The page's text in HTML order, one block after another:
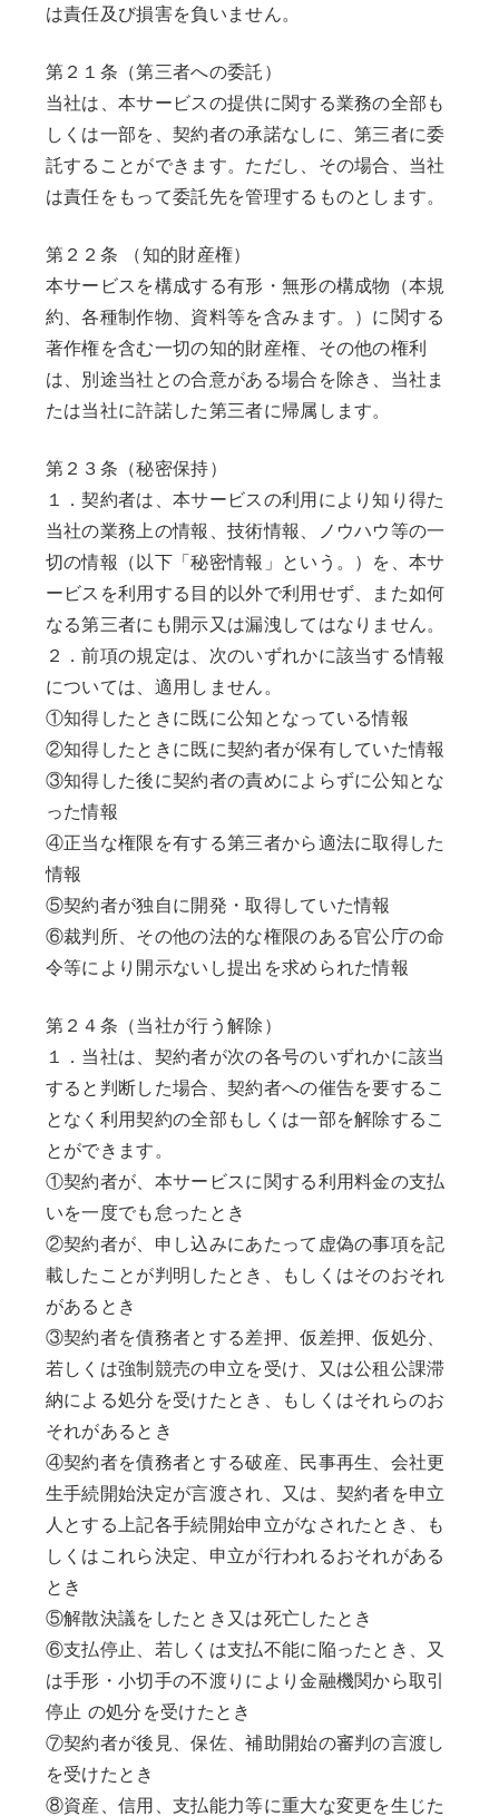
は責任及び損害を負いません。
第２１条（第三者への委託）
当社は、本サービスの提供に関する業務の全部も
しくは一部を、契約者の承諾なしに、第三者に委
託することができます。ただし、その場合、当社
は責任をもって委託先を管理するものとします。
第２２条 （知的財産権）
本サービスを構成する有形・無形の構成物（本規
約、各種制作物、資料等を含みます。）に関する
著作権を含む一切の知的財産権、その他の権利
は、別途当社との合意がある場合を除き、当社ま
たは当社に許諾した第三者に帰属します。
第２３条（秘密保持）
１．契約者は、本サービスの利用により知り得た
当社の業務上の情報、技術情報、ノウハウ等の一
切の情報（以下「秘密情報」という。）を、本サ
ービスを利用する目的以外で利用せず、また如何
なる第三者にも開示又は漏洩してはなりません。
２．前項の規定は、次のいずれかに該当する情報
については、適用しません。
①知得したときに既に公知となっている情報
②知得したときに既に契約者が保有していた情報
③知得した後に契約者の責めによらずに公知とな
った情報
④正当な権限を有する第三者から適法に取得した
情報
⑤契約者が独自に開発・取得していた情報
⑥裁判所、その他の法的な権限のある官公庁の命
令等により開示ないし提出を求められた情報
第２４条（当社が行う解除）
１．当社は、契約者が次の各号のいずれかに該当
すると判断した場合、契約者への催告を要するこ
となく利用契約の全部もしくは一部を解除するこ
とができます。
①契約者が、本サービスに関する利用料金の支払
いを一度でも怠ったとき
②契約者が、申し込みにあたって虚偽の事項を記
載したことが判明したとき、もしくはそのおそれ
があるとき
③契約者を債務者とする差押、仮差押、仮処分、
若しくは強制競売の申立を受け、又は公租公課滞
納による処分を受けたとき、もしくはそれらのお
それがあるとき
④契約者を債務者とする破産、民事再生、会社更
生手続開始決定が言渡され、又は、契約者を申立
人とする上記各手続開始申立がなされたとき、も
しくはこれら決定、申立が行われるおそれがある
とき
⑤解散決議をしたとき又は死亡したとき
⑥支払停止、若しくは支払不能に陥ったとき、又
は手形・小切手の不渡りにより金融機関から取引
停止 の処分を受けたとき
⑦契約者が後見、保佐、補助開始の審判の言渡し
を受けたとき
⑧資産、信用、支払能力等に重大な変更を生じた